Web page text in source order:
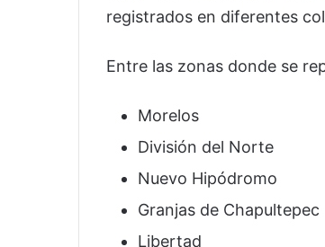
registrados en diferentes
Entre las zonas donde se
Morelos
División del Norte
Nuevo Hipódromo
Granjas de Chapultepec
Libertad